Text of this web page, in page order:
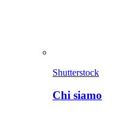
Shutterstock
Chi siamo